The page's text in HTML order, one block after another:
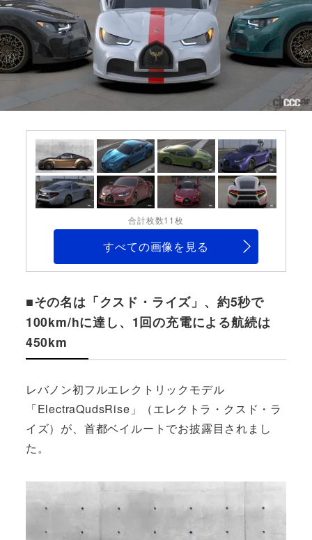
合計枚数11枚
すべての画像を見る
■その名は「クスド・ライズ」、約5秒で
100km/hに達し、1回の充電による航続は
450km
レバノン初フルエレクトリックモデル
「ElectraQudsRise」（エレクトラ・クスド・ラ
イズ）が、首都ベイルートでお披露目されまし
た。